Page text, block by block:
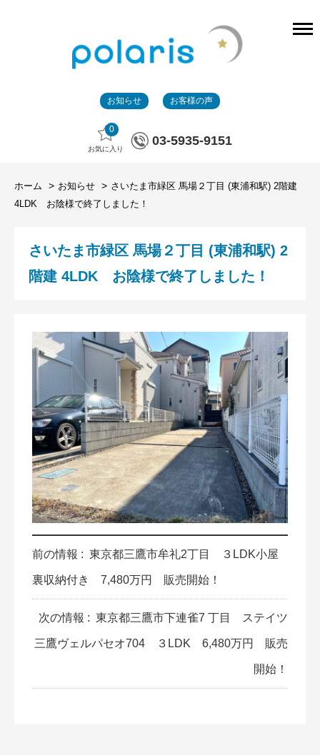
お知らせ お客様の声
0
お気に入り
03-5935-9151
ホーム お知らせ
さいたま市緑区 馬場２丁目 (東浦和駅) 2階建
4LDK お陰様で終了しました！
さいたま市緑区 馬場２丁目 (東浦和駅) 2
階建 4LDK お陰様で終了しました！
前の情報 : 東京都三鷹市牟礼2丁目 ３LDK小屋
裏収納付き 7,480万円 販売開始！
次の情報 : 東京都三鷹市下連雀7 丁目 ステイツ
三鷹ヴェルパセオ704 ３LDK 6,480万円 販売
開始！